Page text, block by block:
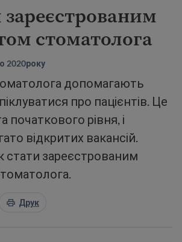
зареєстрованим
стоматолога
2020року
допомагають
про пацієнтів. Це
початкового рівня, і
відкритих вакансій.
стати зареєстрованим
Друк